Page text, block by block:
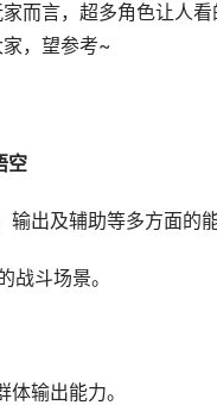
而言，超多角色让人
，望参考~
空​
出及辅助等多方面的能
战斗场景。
输出能力。